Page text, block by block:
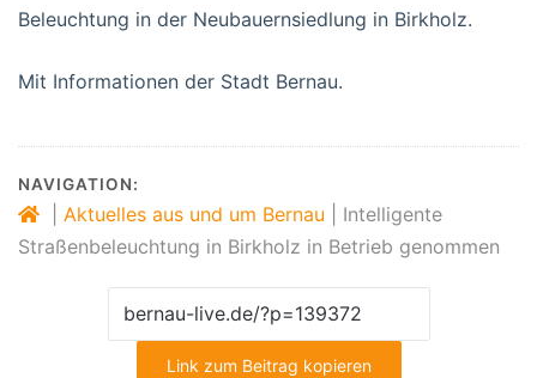
Beleuchtung in der Neubauernsiedlung in Birkholz.
Mit Informationen der Stadt Bernau.
NAVIGATION:
Aktuelles aus und um Bernau
Intelligente
Straßenbeleuchtung in Birkholz in Betrieb genommen
Link zum Beitrag kopieren